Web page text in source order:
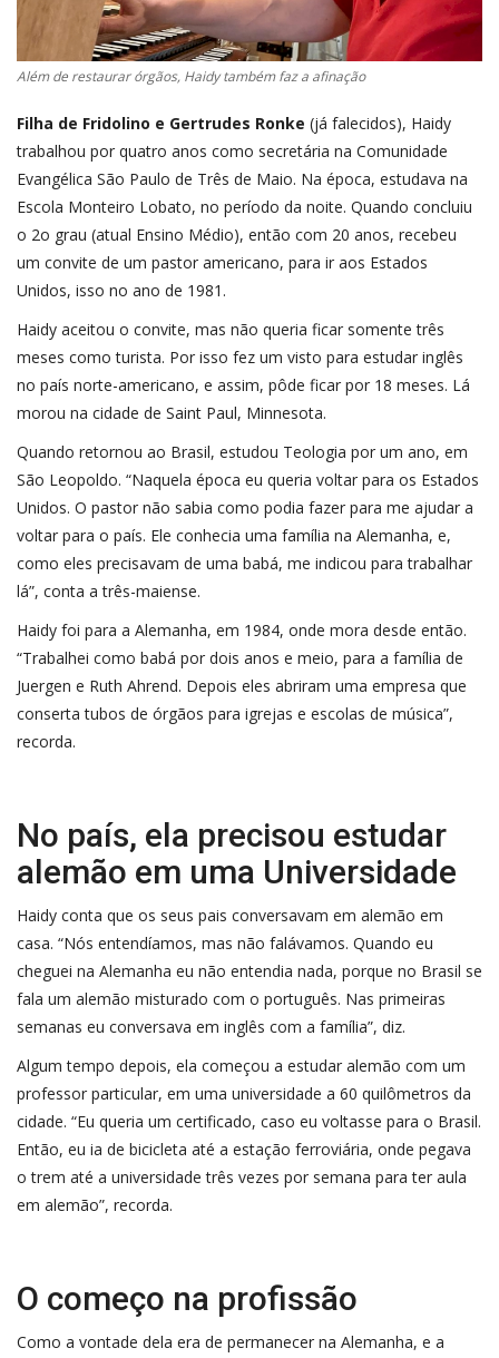
Além de restaurar órgãos, Haidy também faz a afinação
Filha de Fridolino e Gertrudes Ronke (já falecidos), Haidy
trabalhou por quatro anos como secretária na Comunidade
Evangélica São Paulo de Três de Maio. Na época, estudava na
Escola Monteiro Lobato, no período da noite. Quando concluiu
o 2o grau (atual Ensino Médio), então com 20 anos, recebeu
um convite de um pastor americano, para ir aos Estados
Unidos, isso no ano de 1981.
Haidy aceitou o convite, mas não queria ficar somente três
meses como turista. Por isso fez um visto para estudar inglês
no país norte-americano, e assim, pôde ficar por 18 meses. Lá
morou na cidade de Saint Paul, Minnesota.
Quando retornou ao Brasil, estudou Teologia por um ano, em
São Leopoldo. “Naquela época eu queria voltar para os Estados
Unidos. O pastor não sabia como podia fazer para me ajudar a
voltar para o país. Ele conhecia uma família na Alemanha, e,
como eles precisavam de uma babá, me indicou para trabalhar
lá”, conta a três-maiense.
Haidy foi para a Alemanha, em 1984, onde mora desde então.
“Trabalhei como babá por dois anos e meio, para a família de
Juergen e Ruth Ahrend. Depois eles abriram uma empresa que
conserta tubos de órgãos para igrejas e escolas de música”,
recorda.
No país, ela precisou estudar
alemão em uma Universidade
Haidy conta que os seus pais conversavam em alemão em
casa. “Nós entendíamos, mas não falávamos. Quando eu
cheguei na Alemanha eu não entendia nada, porque no Brasil se
fala um alemão misturado com o português. Nas primeiras
semanas eu conversava em inglês com a família”, diz.
Algum tempo depois, ela começou a estudar alemão com um
professor particular, em uma universidade a 60 quilômetros da
cidade. “Eu queria um certificado, caso eu voltasse para o Brasil.
Então, eu ia de bicicleta até a estação ferroviária, onde pegava
o trem até a universidade três vezes por semana para ter aula
em alemão”, recorda.
O começo na profissão
Como a vontade dela era de permanecer na Alemanha, e a